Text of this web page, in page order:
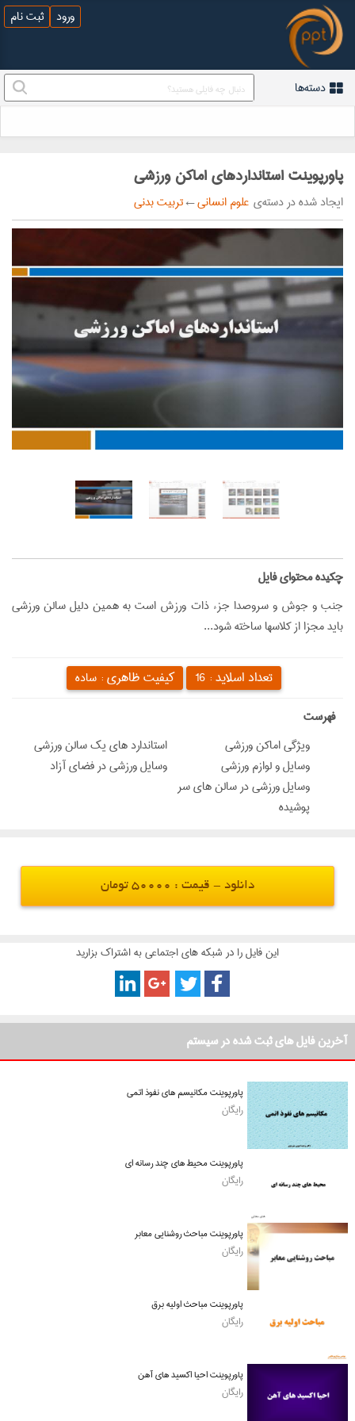
ورود ثبت نام
دسته‌ها
پاورپوینت استانداردهای اماکن ورزشی
ایجاد شده در دسته‌ی علوم انسانی←تربیت بدنی
‌چکیده محتوای فایل
جنب و جوش و سروصدا جزء ذات ورزش است به همین دلیل سالن ورزشی
باید مجزا از کلاسها ساخته شود...
کیفیت ظاهری :ساده تعداد اسلاید :16
‌فهرست
ویژگی اماکن ورزشی
استاندارد های یک سالن ورزشی
وسایل و لوازم ورزشی
وسایل ورزشی در فضای آزاد
وسایل ورزشی در سالن های سر
پوشیده
دانلود - قیمت : 50000 تومان
این فایل را در شبکه های اجتماعی به اشتراک بزارید
آخرین فایل های ثبت شده در سیستم
پاورپوینت مکانیسم های نفوذ اتمی
رایگان
پاورپوینت محیط های چند رسانه ای
رایگان
پاورپوینت مباحث روشنایی معابر
رایگان
پاورپوینت مباحث اولیه برق
رایگان
پاورپوینت احیا اکسید های آهن
رایگان